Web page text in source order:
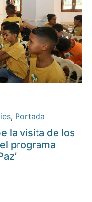
, Portada
la visita de los
programa